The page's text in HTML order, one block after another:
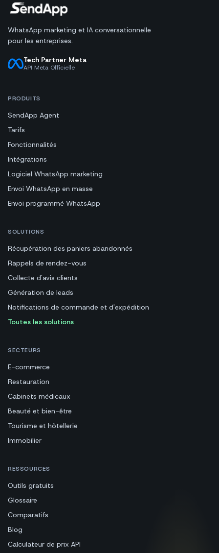
WhatsApp marketing et IA conversationnelle
pour les entreprises.
Tech Partner Meta
API Meta Officielle
PRODUITS
SendApp Agent
Tarifs
Fonctionnalités
Intégrations
Logiciel WhatsApp marketing
Envoi WhatsApp en masse
Envoi programmé WhatsApp
SOLUTIONS
Récupération des paniers abandonnés
Rappels de rendez-vous
Collecte d'avis clients
Génération de leads
Notifications de commande et d'expédition
Toutes les solutions
SECTEURS
E-commerce
Restauration
Cabinets médicaux
Beauté et bien-être
Tourisme et hôtellerie
Immobilier
RESSOURCES
Outils gratuits
Glossaire
Comparatifs
Blog
Calculateur de prix API